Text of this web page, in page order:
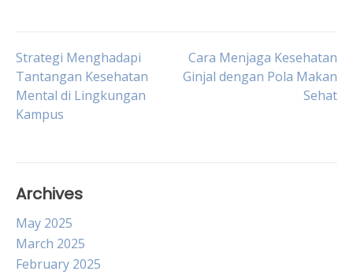
Post
navigation
Strategi Menghadapi
Tantangan Kesehatan
Mental di Lingkungan
Kampus
Cara Menjaga Kesehatan
Ginjal dengan Pola Makan
Sehat
Archives
May 2025
March 2025
February 2025